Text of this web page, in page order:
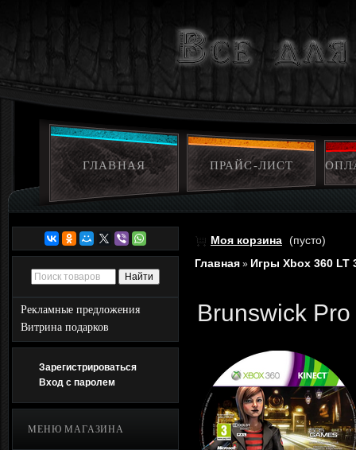
ГЛАВНАЯ ПРАЙС-ЛИСТ
Рекламные предложения
Витрина подарков
Зарегистрироваться
Вход с паролем
МЕНЮ МАГАЗИНА
Моя корзина (пусто)
Главная » Игры Xbox 360 LT
Brunswick